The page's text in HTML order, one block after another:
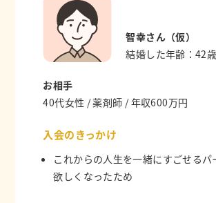
智幸さん（仮）
結婚した年齢：42歳
お相手
40代女性 / 薬剤師 / 年収600万円
入会のきっかけ
これからの人生を一緒にすごせるパ
欲しくなったため